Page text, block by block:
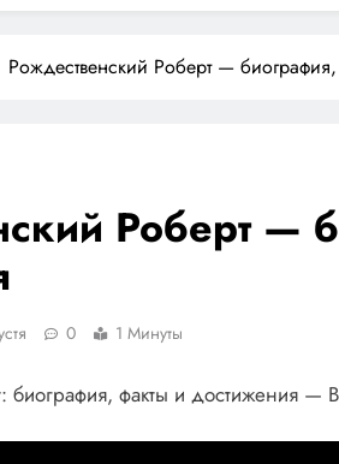
Рождественский Роберт —
Роберт —
0 1 Минуты